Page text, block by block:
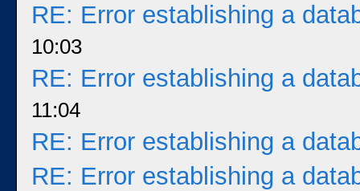
RE: Error establishing a
10:03
RE: Error establishing a
11:04
RE: Error establishing a
RE: Error establishing a